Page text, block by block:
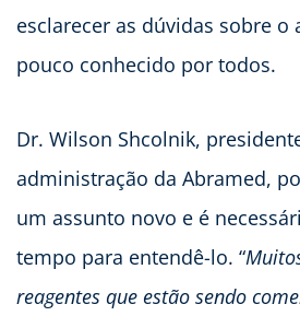
esclarecer as dúvidas sobre o
pouco conhecido por todos.
Dr. Wilson Shcolnik,
administração da Abramed,
um assunto novo e é
tempo para entendê-lo. “
reagentes que estão sendo